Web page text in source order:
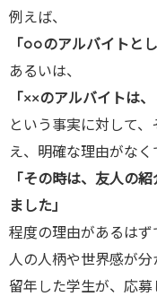
例えば、
「○○のアルバイトとし
あるいは、
「××のアルバイトは、
という事実に対して
え、明確な理由がなく
「その時は、友人の
ました」
程度の理由があるは
人の人柄や世界感が分
留年した学生が、応募